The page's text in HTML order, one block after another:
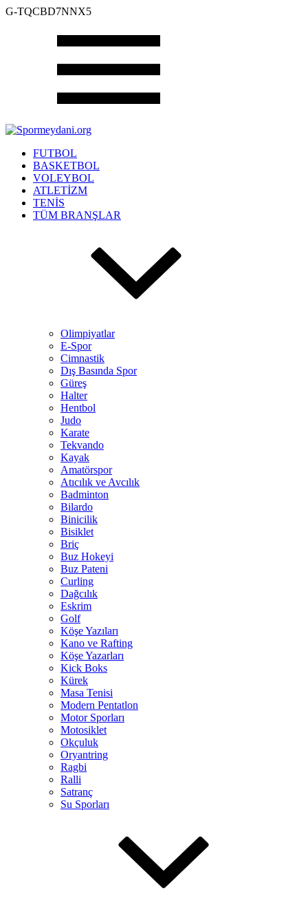
G-TQCBD7NNX5
FUTBOL
BASKETBOL
VOLEYBOL
ATLETİZM
TENİS
TÜM BRANŞLAR
Olimpiyatlar
E-Spor
Cimnastik
Dış Basında Spor
Güreş
Halter
Hentbol
Judo
Karate
Tekvando
Kayak
Amatörspor
Atıcılık ve Avcılık
Badminton
Bilardo
Binicilik
Bisiklet
Briç
Buz Hokeyi
Buz Pateni
Curling
Dağcılık
Eskrim
Golf
Köşe Yazıları
Kano ve Rafting
Köşe Yazarları
Kick Boks
Kürek
Masa Tenisi
Modern Pentatlon
Motor Sporları
Motosiklet
Okçuluk
Oryantring
Ragbi
Ralli
Satranç
Su Sporları